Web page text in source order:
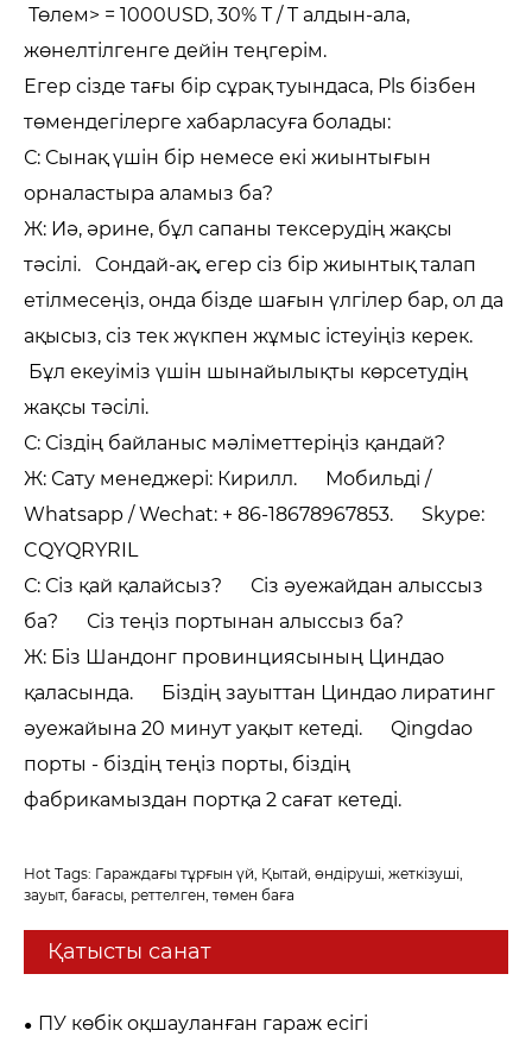
Төлем> = 1000USD, 30% T / T алдын-ала,
жөнелтілгенге дейін теңгерім.
Егер сізде тағы бір сұрақ туындаса, Pls бізбен
төмендегілерге хабарласуға болады:
С: Сынақ үшін бір немесе екі жиынтығын
орналастыра аламыз ба?
Ж: Иә, әрине, бұл сапаны тексерудің жақсы
тәсілі. Сондай-ақ, егер сіз бір жиынтық талап
етілмесеңіз, онда бізде шағын үлгілер бар, ол да
ақысыз, сіз тек жүкпен жұмыс істеуіңіз керек.
Бұл екеуіміз үшін шынайылықты көрсетудің
жақсы тәсілі.
С: Сіздің байланыс мәліметтеріңіз қандай?
Ж: Сату менеджері: Кирилл. Мобильді /
Whatsapp / Wechat: + 86-18678967853. Skype:
CQYQRYRIL
С: Сіз қай қалайсыз? Сіз әуежайдан алыссыз
ба? Сіз теңіз портынан алыссыз ба?
Ж: Біз Шандонг провинциясының Циндао
қаласында. Біздің зауыттан Циндао лиратинг
әуежайына 20 минут уақыт кетеді. Qingdao
порты - біздің теңіз порты, біздің
фабрикамыздан портқа 2 сағат кетеді.
Hot Tags: Гараждағы тұрғын үй, Қытай, өндіруші, жеткізуші,
зауыт, бағасы, реттелген, төмен баға
Қатысты санат
ПУ көбік оқшауланған гараж есігі